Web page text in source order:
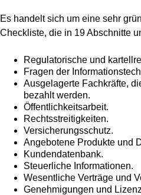
Es handelt sich um eine sehr
Checkliste, die in 19 Abschnitte
Regulatorische und
Fragen der
Ausgelagerte Fachkräfte,
bezahlt werden.
Öffentlichkeitsarbeit.
Rechtsstreitigkeiten.
Versicherungsschutz.
Angebotene Produkte und
Kundendatenbank.
Steuerliche Informationen.
Wesentliche Verträge und
Genehmigungen und